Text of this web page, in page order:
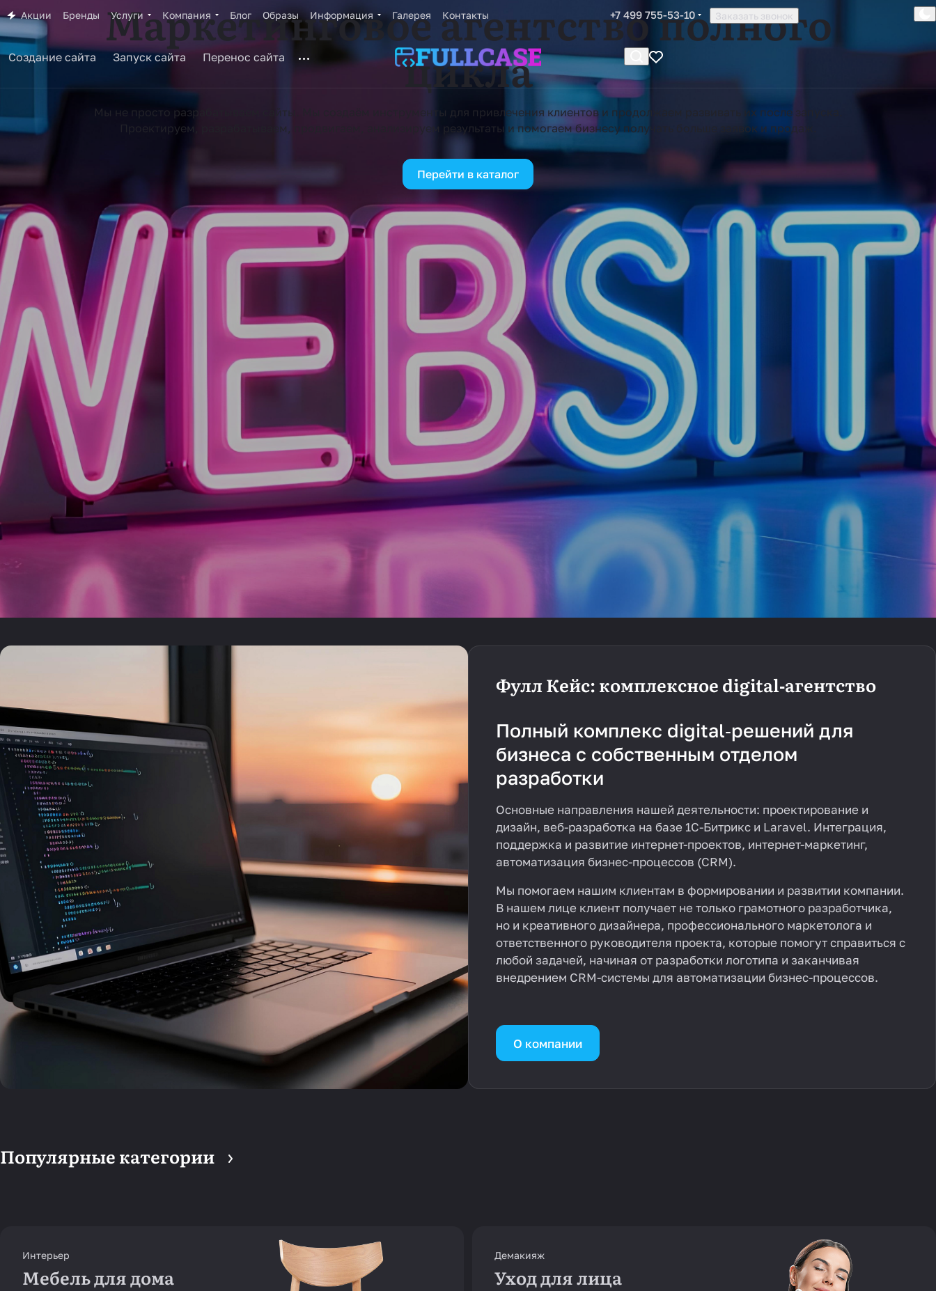
Акции Бренды Услуги Компания Блог Образы Информация Галерея Контакты +7 499 755-53-10 Заказать звонок
Создание сайта Запуск сайта Перенос сайта
Маркетинговое агентство полного
цикла
Мы не просто разрабатываем сайты. Мы создаём инструменты для привлечения клиентов и продолжаем развивать их после запуска.
Проектируем, разрабатываем, продвигаем, анализируем результаты и помогаем бизнесу получать больше заявок и продаж.
Перейти в каталог
Фулл Кейс: комплексное digital‑агентство
Полный комплекс digital‑решений для
бизнеса с собственным отделом
разработки
Основные направления нашей деятельности: проектирование и
дизайн, веб-разработка на базе 1С-Битрикс и Laravel. Интеграция,
поддержка и развитие интернет-проектов, интернет-маркетинг,
автоматизация бизнес-процессов (CRM).
Мы помогаем нашим клиентам в формировании и развитии компании.
В нашем лице клиент получает не только грамотного разработчика,
но и креативного дизайнера, профессионального маркетолога и
ответственного руководителя проекта, которые помогут справиться с
любой задачей, начиная от разработки логотипа и заканчивая
внедрением CRM-системы для автоматизации бизнес-процессов.
О компании
Популярные категории
Создание сайта
Интерьер
Мебель для дома
Демакияж
Уход для лица